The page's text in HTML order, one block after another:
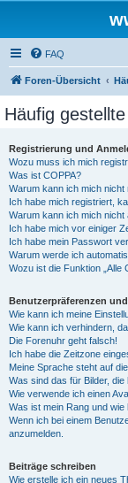
FAQ
Foren-Übersicht
Häufig
Registrierung und
Wozu muss ich mich
Was ist COPPA?
Warum kann ich mich nicht
Ich habe mich registriert,
Warum kann ich mich nicht
Ich habe mich vor einiger
Ich habe mein Passwort
Warum werde ich
Wozu ist die Funktion „Alle
Benutzerpräferenzen
Wie kann ich meine
Wie kann ich verhindern,
Die Forenuhr geht falsch!
Ich habe die Zeitzone
Meine Sprache steht auf
Was sind das für Bilder,
Wie verwende ich einen
Was ist mein Rang und
Wenn ich bei einem
anzumelden.
Beiträge schreiben
Wie erstelle ich ein neues